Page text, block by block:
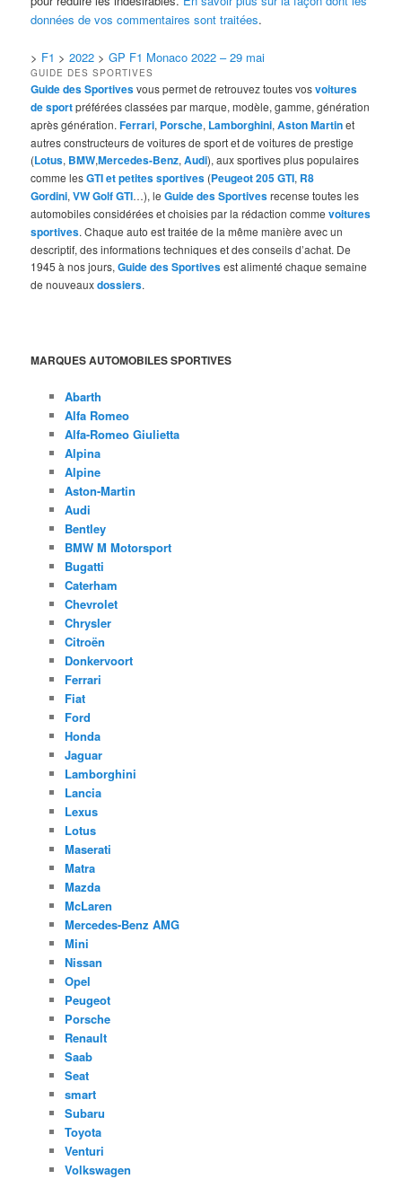
données de vos commentaires sont traitées.
> F1 >2022 >GP F1 Monaco 2022 – 29 mai
GUIDE DES SPORTIVES
Guide des Sportivesvous permet de retrouvez toutes vosvoitures
de sportpréférées classées par marque, modèle, gamme, génération
après génération.Ferrari, Porsche, Lamborghini,Aston Martinet
autres constructeurs de voitures de sport et de voitures de prestige
(Lotus, BMW,Mercedes-Benz,Audi), aux sportives plus populaires
comme lesGTI et petites sportives (Peugeot 205 GTI, R8
Gordini,VW Golf GTI…), leGuide des Sportivesrecense toutes les
automobiles considérées et choisies par la rédaction commevoitures
sportives. Chaque auto est traitée de la même manière avec un
descriptif, des informations techniques et des conseils d’achat. De
1945 à nos jours,Guide des Sportivesest alimenté chaque semaine
de nouveauxdossiers.
MARQUES AUTOMOBILES SPORTIVES
Abarth
Alfa Romeo
Alfa-Romeo Giulietta
Alpina
Alpine
Aston-Martin
Audi
Bentley
BMW M Motorsport
Bugatti
Caterham
Chevrolet
Chrysler
Citroën
Donkervoort
Ferrari
Fiat
Ford
Honda
Jaguar
Lamborghini
Lancia
Lexus
Lotus
Maserati
Matra
Mazda
McLaren
Mercedes-Benz AMG
Mini
Nissan
Opel
Peugeot
Porsche
Renault
Saab
Seat
smart
Subaru
Toyota
Venturi
Volkswagen